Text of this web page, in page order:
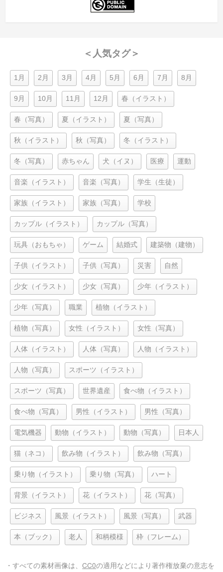
＜人気タグ＞
1月 2月 3月 4月 5月 6月 7月 8月
9月 10月 11月 12月 春（イラスト）
春（写真） 夏（イラスト） 夏（写真）
秋（イラスト） 秋（写真） 冬（イラスト）
冬（写真） 赤ちゃん 犬（イヌ） 医療 運動
音楽（イラスト） 音楽（写真） 学生（生徒）
家族（イラスト） 家族（写真） 学校
カップル（イラスト） カップル（写真）
玩具（おもちゃ） ゲーム 結婚式 建築物（建物）
子供（イラスト） 子供（写真） 災害 自然
少女（イラスト） 少女（写真） 少年（イラスト）
少年（写真） 職業 植物（イラスト）
植物（写真） 女性（イラスト） 女性（写真）
人体（イラスト） 人体（写真） 人物（イラスト）
人物（写真） スポーツ（イラスト）
スポーツ（写真） 世界遺産 食べ物（イラスト）
食べ物（写真） 男性（イラスト） 男性（写真）
電気機器 動物（イラスト） 動物（写真） 日本人
猫（ネコ） 飲み物（イラスト） 飲み物（写真）
乗り物（イラスト） 乗り物（写真） ハート
背景（イラスト） 花（イラスト） 花（写真）
ビジネス 風景（イラスト） 風景（写真） 武器
本（ブック） 老人 和柄模様 枠（フレーム）
・すべての素材画像は、CC0の適用などにより著作権放棄の意志を